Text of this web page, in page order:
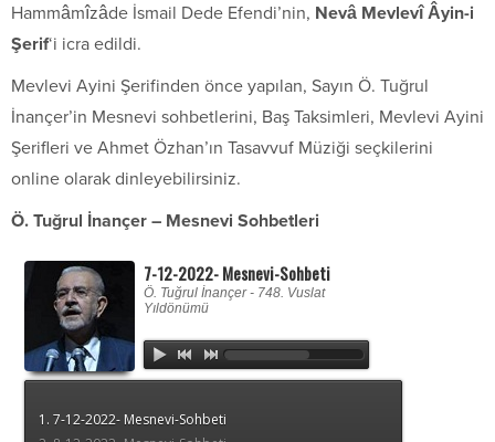
Hammâmîzâde İsmail Dede Efendi’nin, Nevâ Mevlevî Âyin-i
Şerif‘i icra edildi.
Mevlevi Ayini Şerifinden önce yapılan, Sayın Ö. Tuğrul
İnançer’in Mesnevi sohbetlerini, Baş Taksimleri, Mevlevi Ayini
Şerifleri ve Ahmet Özhan’ın Tasavvuf Müziği seçkilerini
online olarak dinleyebilirsiniz.
Ö. Tuğrul İnançer – Mesnevi Sohbetleri